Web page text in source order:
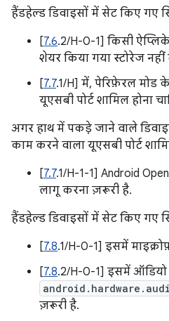
हैंडहेल्ड डिवाइसों में सेट किए गए
[7.6.2/H-0-1] किसी
शेयर किया गया स्टोरेज नहीं
[7.7.1/H] में, पेरिफ़ेरल मोड
यूएसबी पोर्ट शामिल होना
अगर हाथ में पकड़े जाने वाले
काम करने वाला यूएसबी पोर्ट
[7.7.1/H-1-1] Android
लागू करना ज़रूरी है.
हैंडहेल्ड डिवाइसों में सेट किए गए
[7.8.1/H-0-1] इसमें
[7.8.2/H-0-1] इसमें
ज़रूरी है.